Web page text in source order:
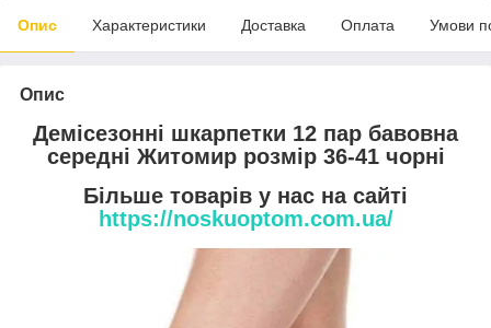
Опис Характеристики Доставка Оплата Умови
Опис
Демісезонні шкарпетки 12 пар бавовна
середні Житомир розмір 36-41 чорні
Більше товарів у нас на сайті
https://noskuoptom.com.ua/